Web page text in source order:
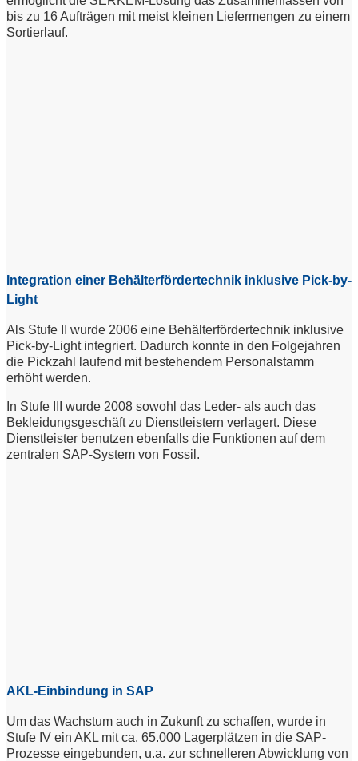
bis zu 16 Aufträgen mit meist kleinen Liefermengen zu einem
Sortierlauf.
Integration einer Behälterfördertechnik inklusive Pick-by-
Light
Als Stufe II wurde 2006 eine Behälterfördertechnik inklusive
Pick-by-Light integriert. Dadurch konnte in den Folgejahren
die Pickzahl laufend mit bestehendem Personalstamm
erhöht werden.
In Stufe III wurde 2008 sowohl das Leder- als auch das
Bekleidungsgeschäft zu Dienstleistern verlagert. Diese
Dienstleister benutzen ebenfalls die Funktionen auf dem
zentralen SAP-System von Fossil.
AKL-Einbindung in SAP
Um das Wachstum auch in Zukunft zu schaffen, wurde in
Stufe IV ein AKL mit ca. 65.000 Lagerplätzen in die SAP-
Prozesse eingebunden, u.a. zur schnelleren Abwicklung von